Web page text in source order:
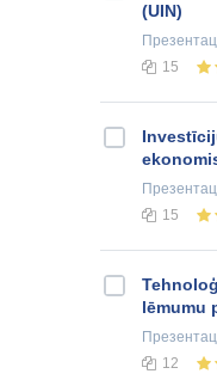
(UIN)
15
15
lēmumu
12